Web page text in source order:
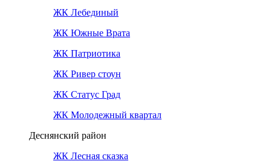
ЖК Лебединый
ЖК Южные Врата
ЖК Патриотика
ЖК Ривер стоун
ЖК Статус Град
ЖК Молодежный квартал
Деснянский район
ЖК Лесная сказка